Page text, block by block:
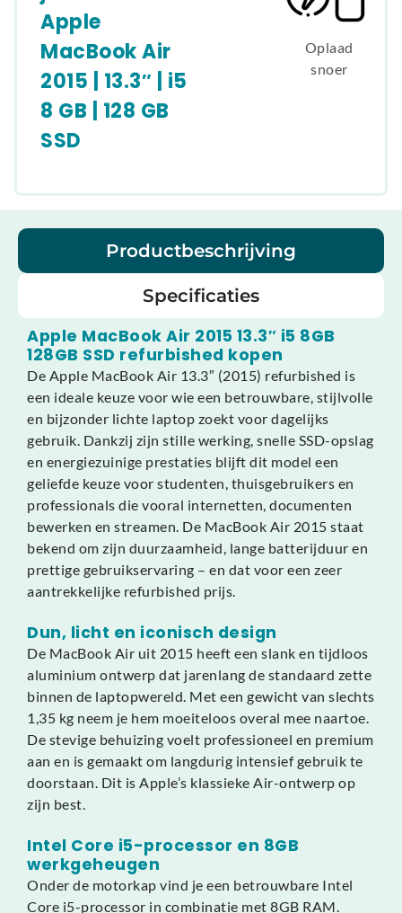
Apple
MacBook Air
2015 | 13.3″ | i5
8 GB | 128 GB
SSD
Oplaad
snoer
Productbeschrijving
Specificaties
Apple MacBook Air 2015 13.3″ i5 8GB
128GB SSD refurbished kopen
De Apple MacBook Air 13.3″ (2015) refurbished is
een ideale keuze voor wie een betrouwbare, stijlvolle
en bijzonder lichte laptop zoekt voor dagelijks
gebruik. Dankzij zijn stille werking, snelle SSD-opslag
en energiezuinige prestaties blijft dit model een
geliefde keuze voor studenten, thuisgebruikers en
professionals die vooral internetten, documenten
bewerken en streamen. De MacBook Air 2015 staat
bekend om zijn duurzaamheid, lange batterijduur en
prettige gebruikservaring – en dat voor een zeer
aantrekkelijke refurbished prijs.
Dun, licht en iconisch design
De MacBook Air uit 2015 heeft een slank en tijdloos
aluminium ontwerp dat jarenlang de standaard zette
binnen de laptopwereld. Met een gewicht van slechts
1,35 kg neem je hem moeiteloos overal mee naartoe.
De stevige behuizing voelt professioneel en premium
aan en is gemaakt om langdurig intensief gebruik te
doorstaan. Dit is Apple’s klassieke Air-ontwerp op
zijn best.
Intel Core i5-processor en 8GB
werkgeheugen
Onder de motorkap vind je een betrouwbare Intel
Core i5-processor in combinatie met 8GB RAM.